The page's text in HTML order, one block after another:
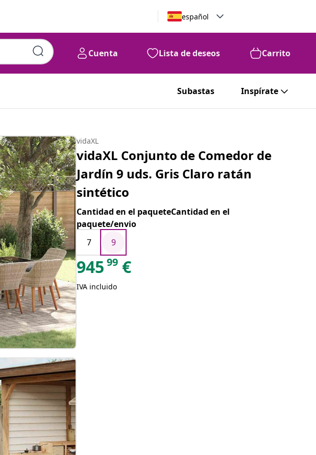
español
Cuenta Lista de deseos Carrito
Subastas Inspírate
vidaXL
vidaXL Conjunto de Comedor de
Jardín 9 uds. Gris Claro ratán
sintético
Cantidad en el paqueteCantidad en el
paquete/envio
7
9
945 99 €
IVA incluido